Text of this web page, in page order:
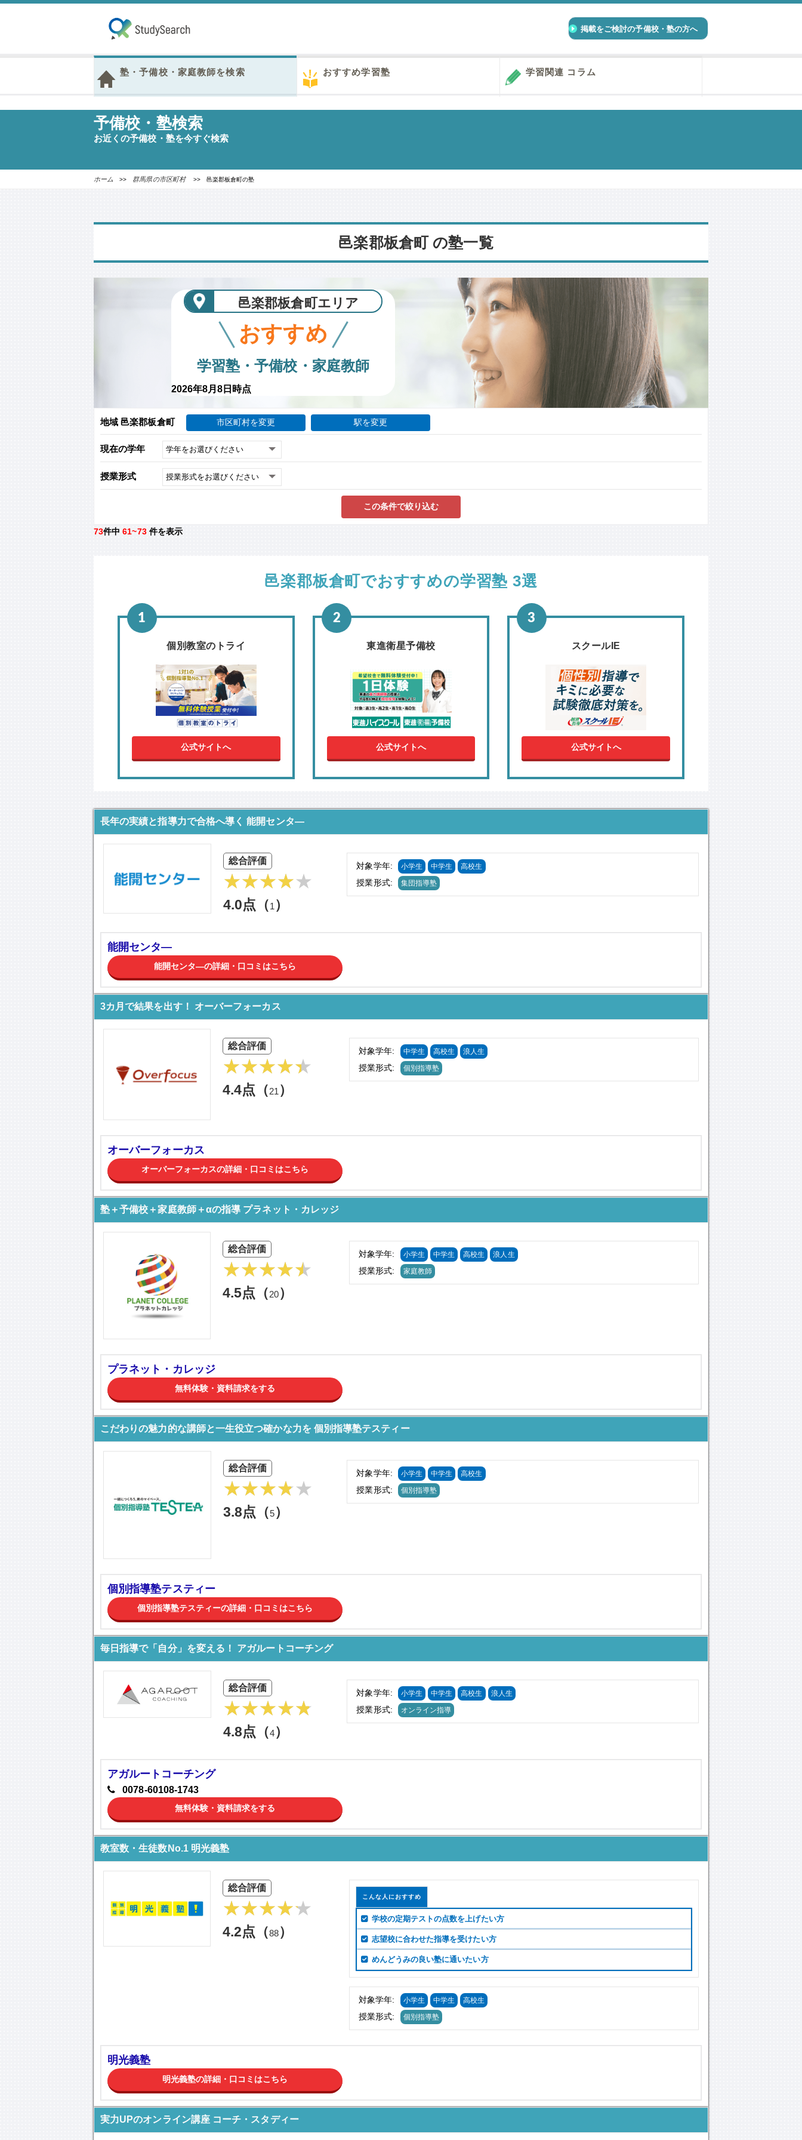
掲載をご検討の予備校・塾の方へ
塾・予備校・家庭教師を検索 おすすめ学習塾 学習関連 コラム
予備校・塾検索
お近くの予備校・塾を今すぐ検索
ホーム >> 群馬県の市区町村>> 邑楽郡板倉町の塾
邑楽郡板倉町 の塾一覧
邑楽郡板倉町エリア
おすすめ
学習塾・予備校・家庭教師
2026年8月8日時点
地域 邑楽郡板倉町 市区町村を変更 駅を変更
現在の学年
授業形式
この条件で絞り込む
73件中61~73 件を表示
邑楽郡板倉町でおすすめの学習塾 3選
個別教室のトライ
公式サイトへ
東進衛星予備校
公式サイトへ
スクールIE
公式サイトへ
長年の実績と指導力で合格へ導く 能開センタ―
総合評価
4.0点（1 ）
対象学年: 小学生 中学生 高校生
授業形式: 集団指導塾
能開センタ―
能開センタ―の詳細・口コミはこちら
3カ月で結果を出す！ オーバーフォーカス
総合評価
4.4点（21 ）
対象学年: 中学生 高校生 浪人生
授業形式: 個別指導塾
オーバーフォーカス
オーバーフォーカスの詳細・口コミはこちら
塾＋予備校＋家庭教師＋αの指導 プラネット・カレッジ
総合評価
4.5点（20）
対象学年: 小学生 中学生 高校生 浪人生
授業形式: 家庭教師
プラネット・カレッジ
無料体験・資料請求をする
こだわりの魅力的な講師と一生役立つ確かな力を 個別指導塾テスティー
総合評価
3.8点（5）
対象学年: 小学生 中学生 高校生
授業形式: 個別指導塾
個別指導塾テスティー
個別指導塾テスティーの詳細・口コミはこちら
毎日指導で「自分」を変える！ アガルートコーチング
総合評価
4.8点（4）
対象学年: 小学生 中学生 高校生 浪人生
授業形式: オンライン指導
アガルートコーチング
0078-60108-1743
無料体験・資料請求をする
教室数・生徒数No.1 明光義塾
総合評価
4.2点（88）
こんな人におすすめ
学校の定期テストの点数を上げたい方
志望校に合わせた指導を受けたい方
めんどうみの良い塾に通いたい方
対象学年: 小学生 中学生 高校生
授業形式: 個別指導塾
明光義塾
明光義塾の詳細・口コミはこちら
実力UPのオンライン講座 コーチ・スタディー